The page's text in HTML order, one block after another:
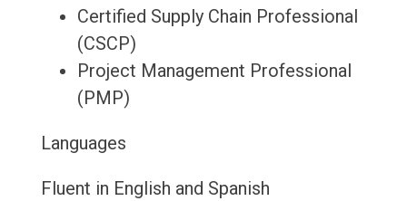
Certified Supply Chain Professional
(CSCP)
Project Management Professional
(PMP)
Languages
Fluent in English and Spanish